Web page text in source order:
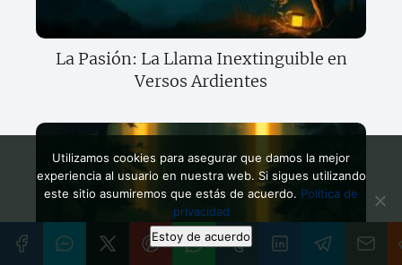
La Pasión: La Llama Inextinguible en
Versos Ardientes
Utilizamos cookies para asegurar que damos la mejor
experiencia al usuario en nuestra web. Si sigues utilizando
este sitio asumiremos que estás de acuerdo. Política de
privacidad
Estoy de acuerdo